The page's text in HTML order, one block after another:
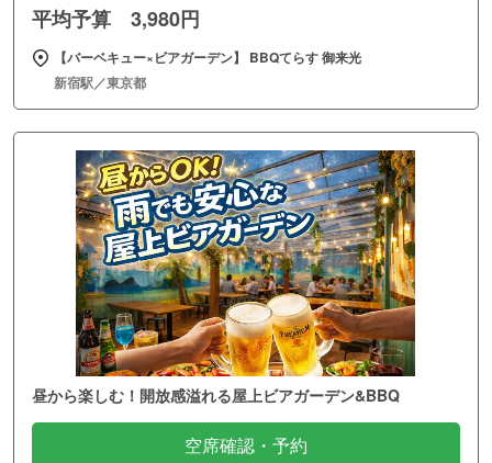
平均予算 3,980円
【バーベキュー×ビアガーデン】 BBQてらす 御来光
新宿駅／東京都
昼から楽しむ！開放感溢れる屋上ビアガーデン&BBQ
空席確認・予約